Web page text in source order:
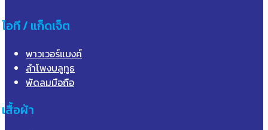
ไอที / แก็ดเจ็ต
พาวเวอร์แบงค์
ลำโพงบลูทูธ
พัดลมมือถือ
เสื้อผ้า